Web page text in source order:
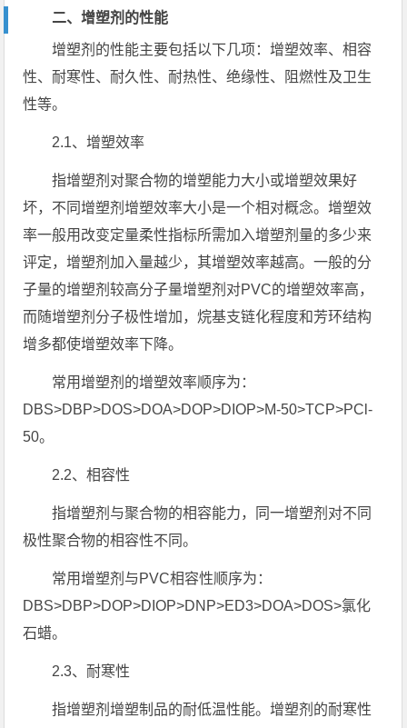
二、增塑剂的性能
增塑剂的性能主要包括以下几项：增塑效率、相容
性、耐寒性、耐久性、耐热性、绝缘性、阻燃性及卫生
性等。
2.1、增塑效率
指增塑剂对聚合物的增塑能力大小或增塑效果好
坏，不同增塑剂增塑效率大小是一个相对概念。增塑效
率一般用改变定量柔性指标所需加入增塑剂量的多少来
评定，增塑剂加入量越少，其增塑效率越高。一般的分
子量的增塑剂较高分子量增塑剂对PVC的增塑效率高，
而随增塑剂分子极性增加，烷基支链化程度和芳环结构
增多都使增塑效率下降。
常用增塑剂的增塑效率顺序为：
DBS>DBP>DOS>DOA>DOP>DIOP>M-50>TCP>PCl-
50。
2.2、相容性
指增塑剂与聚合物的相容能力，同一增塑剂对不同
极性聚合物的相容性不同。
常用增塑剂与PVC相容性顺序为：
DBS>DBP>DOP>DIOP>DNP>ED3>DOA>DOS>氯化
石蜡。
2.3、耐寒性
指增塑剂增塑制品的耐低温性能。增塑剂的耐寒性